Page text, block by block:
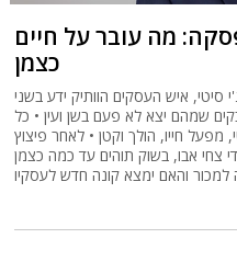
מה עובר על חיים
כצמן
סיטי, איש העסקים הוותיק ידע בשני
שמהם יצא לא פעם בשן ועין • כל
מפעל חייו, הולך וקטן • לאחר פיצוץ
צחי אבו, בשוק תוהים עד כמה כצמן
והאם ימצא קונה חדש לעסקיו